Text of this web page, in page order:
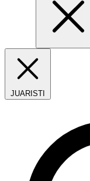
JUARISTI